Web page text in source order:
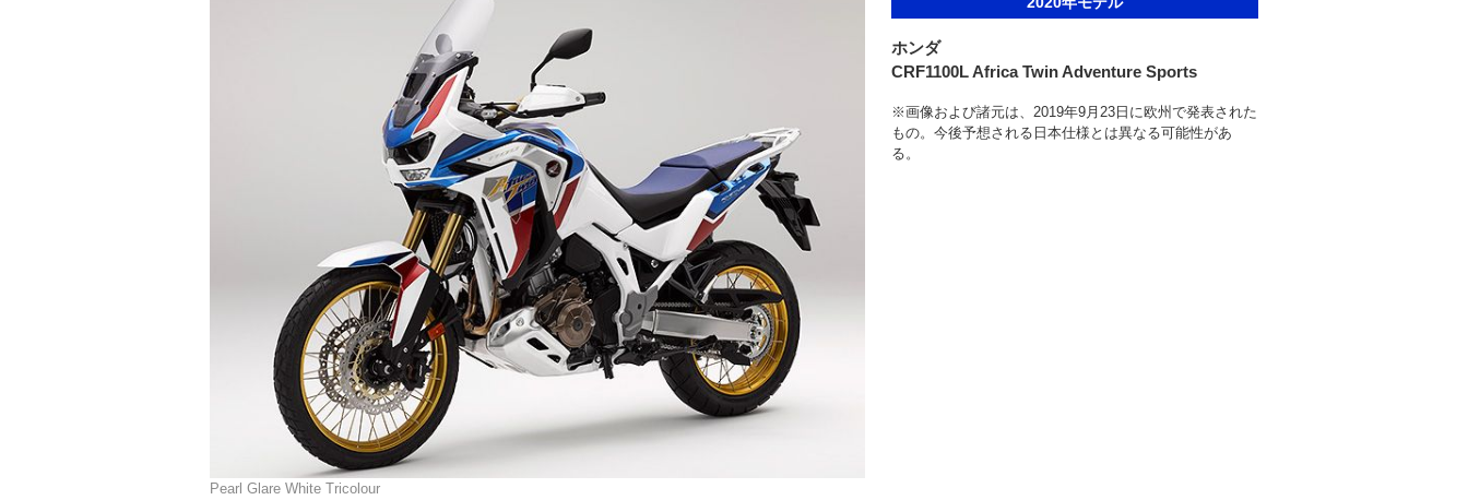
Pearl Glare White Tricolour
ホンダ
CRF1100L Africa Twin Adventure Sports
※画像および諸元は、2019年9月23日に欧州で発表された
もの。今後予想される日本仕様とは異なる可能性があ
る。